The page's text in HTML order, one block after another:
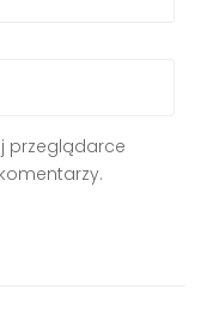
przeglądarce